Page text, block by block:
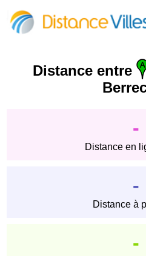
Distance entre
-
Distance en
-
Distance à
-